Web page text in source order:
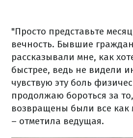
"Просто представьте
вечность. Бывшие
рассказывали мне, как
быстрее, ведь не видели
чувствую эту боль
продолжаю бороться за
возвращены были все как
– отметила ведущая.